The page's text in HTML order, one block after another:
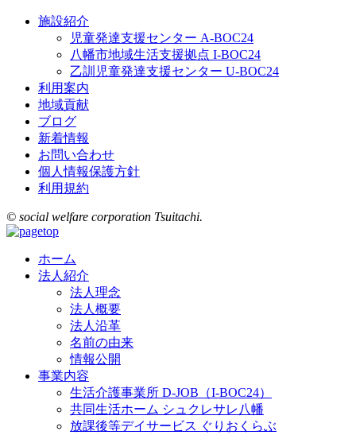
施設紹介
児童発達支援センター A-BOC24
八幡市地域生活支援拠点 I-BOC24
乙訓児童発達支援センター U-BOC24
利用案内
地域貢献
ブログ
新着情報
お問い合わせ
個人情報保護方針
利用規約
© social welfare corporation Tsuitachi.
ホーム
法人紹介
法人理念
法人概要
法人沿革
名前の由来
情報公開
事業内容
生活介護事業所 D-JOB（I-BOC24）
共同生活ホーム シュクレサレ八幡
放課後等デイサービス ぐりおくらぶ